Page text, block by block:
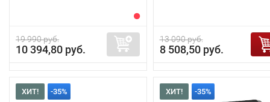
19 990 руб.
10 394,80 руб.
13 090 руб.
8 508,50 руб.
ХИТ! -35% ХИТ! -35%